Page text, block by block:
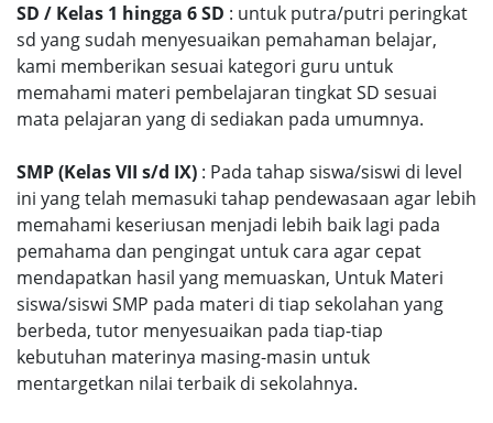
SD / Kelas 1 hingga 6 SD : untuk putra/putri peringkat
sd yang sudah menyesuaikan pemahaman belajar,
kami memberikan sesuai kategori guru untuk
memahami materi pembelajaran tingkat SD sesuai
mata pelajaran yang di sediakan pada umumnya.
SMP (Kelas VII s/d IX) : Pada tahap siswa/siswi di level
ini yang telah memasuki tahap pendewasaan agar lebih
memahami keseriusan menjadi lebih baik lagi pada
pemahama dan pengingat untuk cara agar cepat
mendapatkan hasil yang memuaskan, Untuk Materi
siswa/siswi SMP pada materi di tiap sekolahan yang
berbeda, tutor menyesuaikan pada tiap-tiap
kebutuhan materinya masing-masin untuk
mentargetkan nilai terbaik di sekolahnya.